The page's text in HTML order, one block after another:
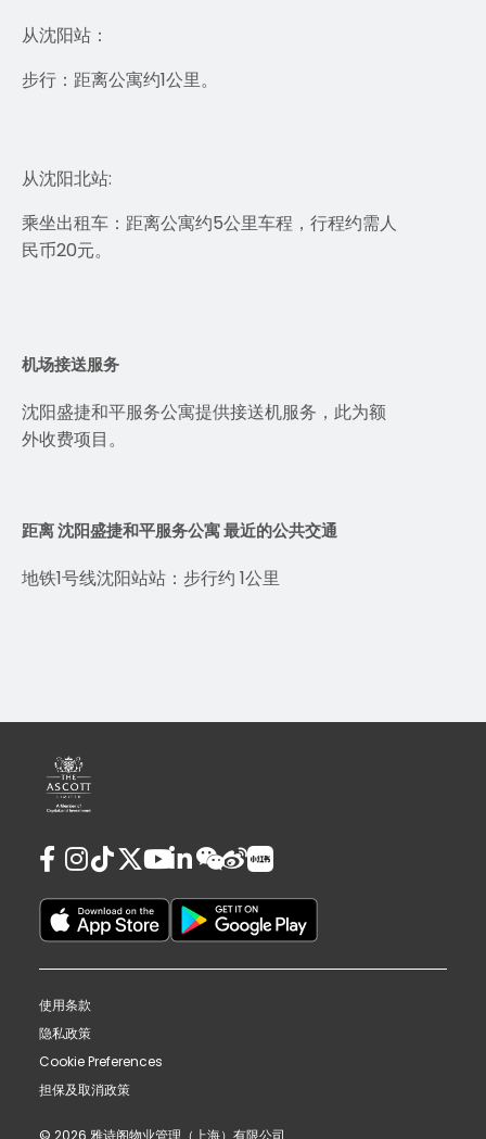
从沈阳站：
步行：距离公寓约1公里。
从沈阳北站:
乘坐出租车：距离公寓约5公里车程，行程约需人
民币20元。
机场接送服务
沈阳盛捷和平服务公寓提供接送机服务，此为额
外收费项目。
距离 沈阳盛捷和平服务公寓 最近的公共交通
地铁1号线沈阳站站：步行约 1公里
使用条款
隐私政策
Cookie Preferences
担保及取消政策
© 2026 雅诗阁物业管理（上海）有限公司